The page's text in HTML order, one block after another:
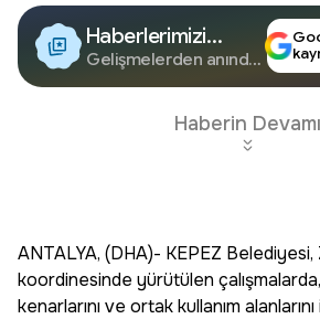
Haberlerimizi
Google'da Takip
Edin
Gelişmelerden anında
Haberin Devamı
ANTALYA, (DHA)- KEPEZ Belediyesi,
koordinesinde yürütülen çalışmalarda,
kenarlarını ve ortak kullanım